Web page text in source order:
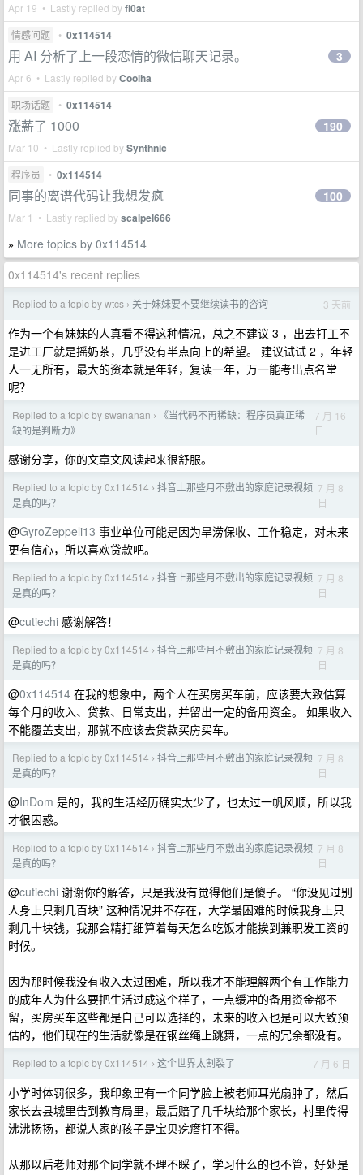
Apr 19 • Lastly replied byfl0at
情感问题 • 0x114514
用 AI 分析了上一段恋情的微信聊天记录。
Apr 6 • Lastly replied byCoolha
3
职场话题 • 0x114514
涨薪了 1000
Mar 10 • Lastly replied bySynthnic
190
程序员 • 0x114514
同事的离谱代码让我想发疯
Mar 1 • Lastly replied byscalpel666
100
» More topics by 0x114514
0x114514's recent replies
Replied to a topic by wtcs › 关于妹妹要不要继续读书的咨询 3 天前
作为一个有妹妹的人真看不得这种情况，总之不建议 3 ，出去打工不
是进工厂就是摇奶茶，几乎没有半点向上的希望。 建议试试 2 ，年轻
人一无所有，最大的资本就是年轻，复读一年，万一能考出点名堂
呢？
Replied to a topic by swananan ›
《当代码不再稀缺：程序员真正稀
缺的是判断力》
7 月 16
日
感谢分享，你的文章文风读起来很舒服。
Replied to a topic by 0x114514 › 抖音上那些月不敷出的家庭记录视频
是真的吗？
7 月 8
日
@GyroZeppeli13 事业单位可能是因为旱涝保收、工作稳定，对未来
更有信心，所以喜欢贷款吧。
Replied to a topic by 0x114514 › 抖音上那些月不敷出的家庭记录视频
是真的吗？
7 月 8
日
@cutiechi 感谢解答！
Replied to a topic by 0x114514 › 抖音上那些月不敷出的家庭记录视频
是真的吗？
7 月 8
日
@0x114514 在我的想象中，两个人在买房买车前，应该要大致估算
每个月的收入、贷款、日常支出，并留出一定的备用资金。 如果收入
不能覆盖支出，那就不应该去贷款买房买车。
Replied to a topic by 0x114514 › 抖音上那些月不敷出的家庭记录视频
是真的吗？
7 月 8
日
@InDom 是的，我的生活经历确实太少了，也太过一帆风顺，所以我
才很困惑。
Replied to a topic by 0x114514 › 抖音上那些月不敷出的家庭记录视频
是真的吗？
7 月 8
日
@cutiechi 谢谢你的解答，只是我没有觉得他们是傻子。 “你没见过别
人身上只剩几百块” 这种情况并不存在，大学最困难的时候我身上只
剩几十块钱，我那会精打细算着每天怎么吃饭才能挨到兼职发工资的
时候。
因为那时候我没有收入太过困难，所以我才不能理解两个有工作能力
的成年人为什么要把生活过成这个样子，一点缓冲的备用资金都不
留，买房买车这些都是自己可以选择的，未来的收入也是可以大致预
估的，他们现在的生活就像是在钢丝绳上跳舞，一点的冗余都没有。
Replied to a topic by 0x114514 › 这个世界太割裂了 7 月 6 日
小学时体罚很多，我印象里有一个同学脸上被老师耳光扇肿了，然后
家长去县城里告到教育局里，最后赔了几千块给那个家长，村里传得
沸沸扬扬，都说人家的孩子是宝贝疙瘩打不得。
从那以后老师对那个同学就不理不睬了，学习什么的也不管，好处是